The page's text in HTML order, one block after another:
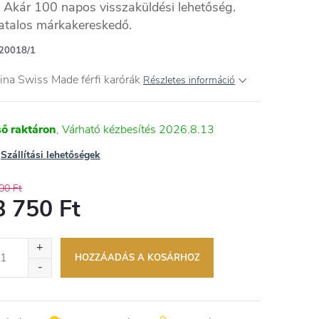
Akár 100 napos visszaküldési lehetőség.
márkakereskedő.
1
Swiss Made férfi karórák Részletes információ
raktáron 2026.8.13
Szállítási lehetőségek
Ft
750 Ft
HOZZÁADÁS A KOSÁRHOZ